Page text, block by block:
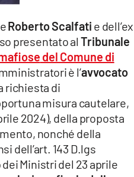
Roberto Scalfati e dell’ex
presentato al Tribunale
del Comune di
è l’avvocato
richiesta di
misura cautelare,
2024), della proposta
nonché della
dell’art. 143 D.lgs
Ministri del 23 aprile